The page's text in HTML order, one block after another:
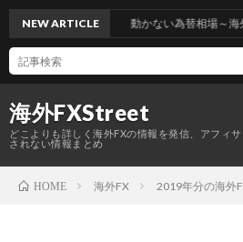
海外FXStreet
どこよりも詳しく海外FXの情報を発信、アフィ
されない情報まとめ
NEW ARTICLE 動かない為替相場～海外
HOME 海外FX 2019年分の海外